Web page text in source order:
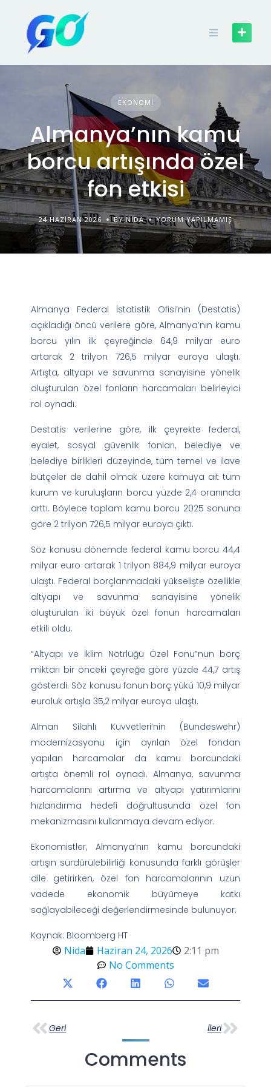
EKONOMI
Almanya’nın kamu
borcu artışında özel
fon etkisi
24 HAZIRAN 2026 BY NIDA YORUM YAPILMAMIŞ
Almanya Federal İstatistik Ofisi’nin (Destatis)
açıkladığı öncü verilere göre, Almanya’nın kamu
borcu yılın ilk çeyreğinde 64,9 milyar euro
artarak 2 trilyon 726,5 milyar euroya ulaştı.
Artışta, altyapı ve savunma sanayisine yönelik
oluşturulan özel fonların harcamaları belirleyici
rol oynadı.
Destatis verilerine göre, ilk çeyrekte federal,
eyalet, sosyal güvenlik fonları, belediye ve
belediye birlikleri düzeyinde, tüm temel ve ilave
bütçeler de dahil olmak üzere kamuya ait tüm
kurum ve kuruluşların borcu yüzde 2,4 oranında
arttı. Böylece toplam kamu borcu 2025 sonuna
göre 2 trilyon 726,5 milyar euroya çıktı.
Söz konusu dönemde federal kamu borcu 44,4
milyar euro artarak 1 trilyon 884,9 milyar euroya
ulaştı. Federal borçlanmadaki yükselişte özellikle
altyapı ve savunma sanayisine yönelik
oluşturulan iki büyük özel fonun harcamaları
etkili oldu.
“Altyapı ve İklim Nötrlüğü Özel Fonu”nun borç
miktarı bir önceki çeyreğe göre yüzde 44,7 artış
gösterdi. Söz konusu fonun borç yükü 10,9 milyar
euroluk artışla 35,2 milyar euroya ulaştı.
Alman Silahlı Kuvvetleri’nin (Bundeswehr)
modernizasyonu için ayrılan özel fondan
yapılan harcamalar da kamu borcundaki
artışta önemli rol oynadı. Almanya, savunma
harcamalarını artırma ve altyapı yatırımlarını
hızlandırma hedefi doğrultusunda özel fon
mekanizmasını kullanmaya devam ediyor.
Ekonomistler, Almanya’nın kamu borcundaki
artışın sürdürülebilirliği konusunda farklı görüşler
dile getirirken, özel fon harcamalarının uzun
vadede ekonomik büyümeye katkı
sağlayabileceği değerlendirmesinde bulunuyor.
Kaynak: Bloomberg HT
Nida Haziran 24, 2026
2:11 pm
No Comments
Geri İleri
Comments